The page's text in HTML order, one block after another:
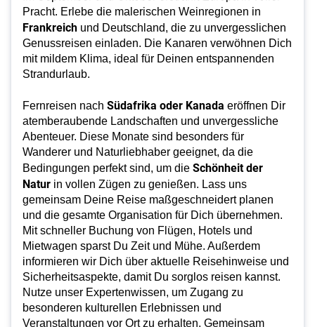
Pracht. Erlebe die malerischen Weinregionen in
Frankreich und Deutschland, die zu unvergesslichen
Genussreisen einladen. Die Kanaren verwöhnen Dich
mit mildem Klima, ideal für Deinen entspannenden
Strandurlaub.
Fernreisen nach Südafrika oder Kanada eröffnen Dir
atemberaubende Landschaften und unvergessliche
Abenteuer. Diese Monate sind besonders für
Wanderer und Naturliebhaber geeignet, da die
Bedingungen perfekt sind, um die Schönheit der
Natur in vollen Zügen zu genießen. Lass uns
gemeinsam Deine Reise maßgeschneidert planen
und die gesamte Organisation für Dich übernehmen.
Mit schneller Buchung von Flügen, Hotels und
Mietwagen sparst Du Zeit und Mühe. Außerdem
informieren wir Dich über aktuelle Reisehinweise und
Sicherheitsaspekte, damit Du sorglos reisen kannst.
Nutze unser Expertenwissen, um Zugang zu
besonderen kulturellen Erlebnissen und
Veranstaltungen vor Ort zu erhalten. Gemeinsam